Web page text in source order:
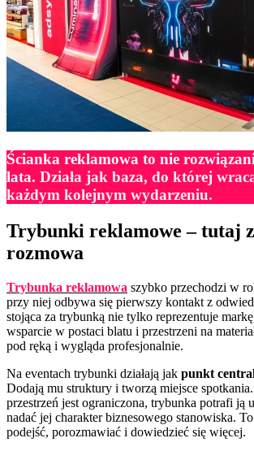
Ścianka reklamowa to nie
lata. Działa jak baza, do której
każdym kolejnym wydarzeniu.
Trybunki reklamowe – tutaj
rozmowa
Trybunka reklamowa szybko przechodzi w
przy niej odbywa się pierwszy kontakt z
stojąca za trybunką nie tylko reprezentuje
wsparcie w postaci blatu i przestrzeni na
pod ręką i wygląda profesjonalnie.
Na eventach trybunki działają jak punkt
Dodają mu struktury i tworzą miejsce
przestrzeń jest ograniczona, trybunka potrafi ją
nadać jej charakter biznesowego stanowiska.
podejść, porozmawiać i dowiedzieć się więcej.